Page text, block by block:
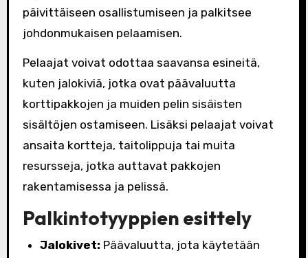
päivittäiseen osallistumiseen ja palkitsee
johdonmukaisen pelaamisen.
Pelaajat voivat odottaa saavansa esineitä,
kuten jalokiviä, jotka ovat päävaluutta
korttipakkojen ja muiden pelin sisäisten
sisältöjen ostamiseen. Lisäksi pelaajat voivat
ansaita kortteja, taitolippuja tai muita
resursseja, jotka auttavat pakkojen
rakentamisessa ja pelissä.
Palkintotyyppien esittely
Jalokivet: Päävaluutta, jota käytetään